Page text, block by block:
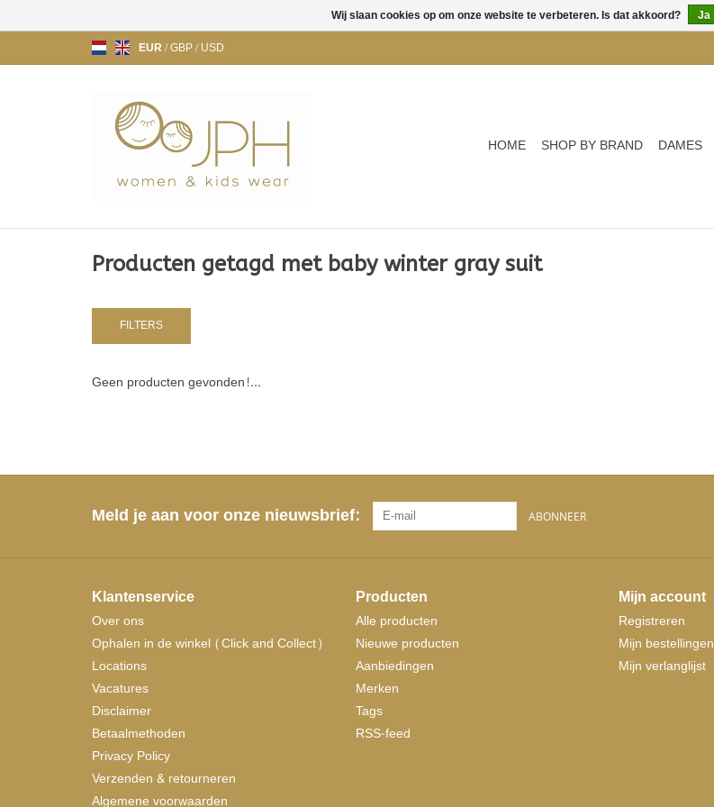
EUR/GBP/USD
HOME SHOP BY BRAND DAMES
Producten getagd met baby winter gray suit
FILTERS
Geen producten gevonden!...
Meld je aan voor onze nieuwsbrief: ABONNEER
Klantenservice
Over ons
Ophalen in de winkel (Click and Collect)
Locations
Vacatures
Disclaimer
Betaalmethoden
Privacy Policy
Verzenden & retourneren
Algemene voorwaarden
Producten
Alle producten
Nieuwe producten
Aanbiedingen
Merken
Tags
RSS-feed
Mijn account
Registreren
Mijn bestellingen
Mijn verlanglijst
Wij slaan cookies op om onze website te verbeteren. Is dat akkoord? Ja